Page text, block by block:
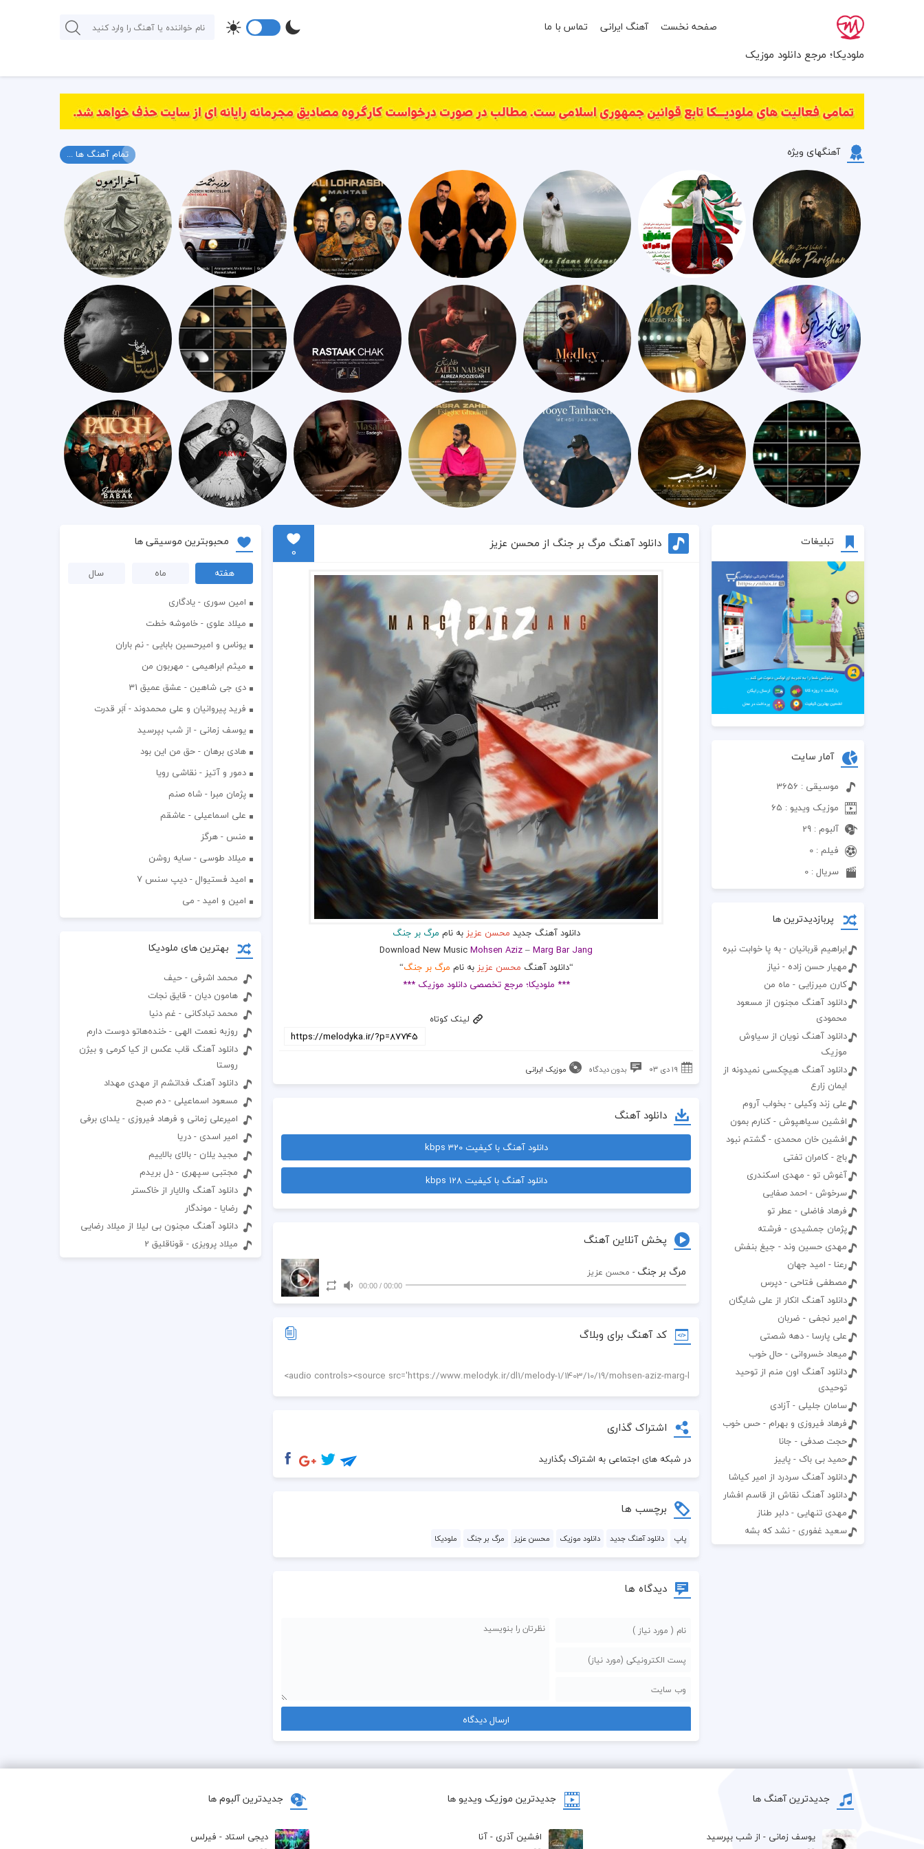
ملودیکا؛ مرجع دانلود موزیک
صفحه نخست آهنگ ایرانی تماس با ما
آهنگهای ویژه تمام آهنگ ها ...
تبلیغات
آمار سایت
موسیقی : 3656
موزیک ویدیو : 65
آلبوم : 29
فیلم : 0
سریال : 0
پربازدیدترین ها
ابراهیم قربانیان - به پا خوابت نبره
مهیار حسن زاده - نیاز
کارن میرزایی - ماه من
دانلود آهنگ مجنون از مسعود
محمودی
دانلود آهنگ نویان از سیاوش
موزیک
دانلود آهنگ هیچکسی نمیدونه از
ایمان زارع
علی زند وکیلی - بخواب آروم
افشین سیاهپوش - کنارم بمون
افشین خان محمدی - گشتم نبود
باج - کامران تفتی
آغوش تو - مهدی اسکندری
سرخوش - احمد صفایی
فرهاد فاضلی - عطر تو
پژمان جمشیدی - فرشته
مهدی حسین وند - جیغ بنفش
رعنا - امید جهان
مصطفی فتاحی - دپرس
دانلود آهنگ انکار از علی شایگان
امیر نجفی - ضربان
علی پارسا - دهه شصتی
میعاد خسروانی - حال خوب
دانلود آهنگ اون منم از توحید
توحیدی
سامان جلیلی - آزادی
فرهاد فیروزی و بهرام - حس خوب
حجت صدفی - جانا
حمید بی باک - پاییز
دانلود آهنگ سردرد از امیر کیاشا
دانلود آهنگ نقاش از قاسم افشار
مهدی تنهایی - دلبر طناز
سعید غفورى - نشد که بشه
دانلود آهنگ مرگ بر جنگ از محسن عزیز
0
دانلود آهنگ جدید محسن عزیز به نام مرگ بر جنگ
Download New MusicMohsen Aziz–Marg Bar Jang
“دانلود آهنگ محسن عزیز به نام مرگ بر جنگ“
*** ملودیکا؛ مرجع تخصصی دانلود موزیک ***
لینک کوتاه
۱۹ دی ۰۳ بدون دیدگاه موزیک ایرانی
دانلود آهنگ
دانلود آهنگ با کیفیت 320 kbps
دانلود آهنگ با کیفیت 128 kbps
پخش آنلاین آهنگ
مرگ بر جنگ - محسن عزیز
00:00
/
00:00
کد آهنگ برای وبلاگ
اشتراک گذاری
در شبکه های اجتماعی به اشتراک بگذارید
برچسب ها
پاپ دانلود آهنگ جدید دانلود موزیک محسن عزیز مرگ بر جنگ ملودیکا
دیدگاه ها
محبوبترین موسیقی ها
هفته ماه
سال
امین سوری - یادگاری
میلاد علوی - خاموشه خطت
یوناس و امیرحسین بابایی - نم باران
میثم ابراهیمی - مهربون من
دی جی شاهین - عشق عمیق 31
فرید پیروانیان و علی محمدوند - اَبَر قدرت
یوسف زمانی - از شب بپرسید
هادی برهان - حق من این بود
دمور و آتیز - نقاشی رویا
پژمان مبرا - شاه صنم
علی اسماعیلی - عاشقم
منس - هرگز
میلاد طوسی - سایه روشن
اميد فستيوال - ديپ سنس ۷
امین و امید - می
بهترین های ملودیکا
محمد اشرفی - حیف
هامون دیان - قایق نجات
محمد تبادکانی - غم دنیا
روزبه نعمت الهی - خنده‌هاتو دوست دارم
دانلود آهنگ قاب عکس از کیا کرمی و بیژن
روستا
دانلود آهنگ فداتشم از مهدی مهداد
مسعود اسماعیلی - دم صبح
امیرعلی زمانی و فرهاد فیروزی - یلدای برفی
امیر اسدی - دریا
مجید یلان - بالای بالاییم
مجتبی سپهری - دل بریدم
دانلود آهنگ والایار از خاکستر
رضایا - موندگار
دانلود آهنگ مجنون بی لیلا از میلاد رضایی
میلاد پرویزی - قوناقلیق 2
جدیدترین آهنگ ها
یوسف زمانی - از شب بپرسید
جدیدترین موزیک ویدیو ها
افشین آذری - آنا
جدیدترین آلبوم ها
دیجی استاد - فیرلس